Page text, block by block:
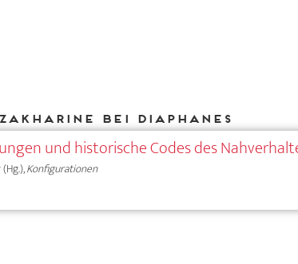
bei DIAPHANES
und historische Codes des
Konfigurationen